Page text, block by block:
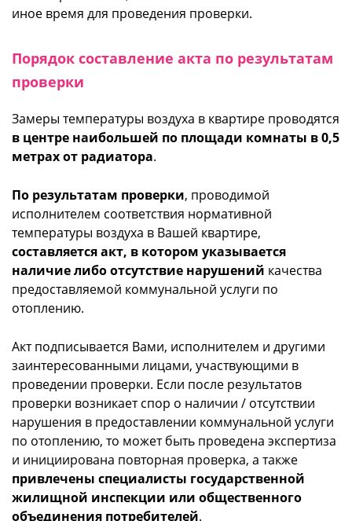
иное время для проведения проверки.
Порядок составление акта по результатам
проверки
Замеры температуры воздуха в квартире проводятся
в центре наибольшей по площади комнаты в 0,5
метрах от радиатора.
По результатам проверки, проводимой
исполнителем соответствия нормативной
температуры воздуха в Вашей квартире,
составляется акт, в котором указывается
наличие либо отсутствие нарушений качества
предоставляемой коммунальной услуги по
отоплению.
Акт подписывается Вами, исполнителем и другими
заинтересованными лицами, участвующими в
проведении проверки. Если после результатов
проверки возникает спор о наличии / отсутствии
нарушения в предоставлении коммунальной услуги
по отоплению, то может быть проведена экспертиза
и инициирована повторная проверка, а также
привлечены специалисты государственной
жилищной инспекции или общественного
объединения потребителей.